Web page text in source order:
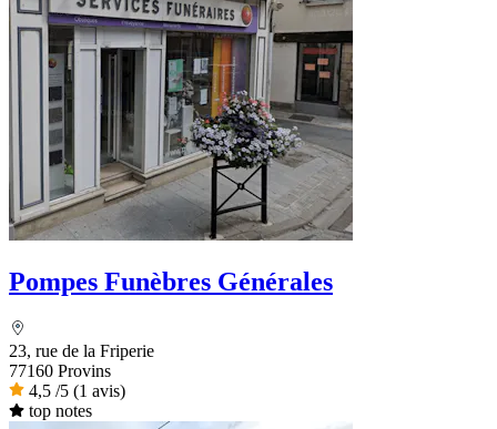
Pompes Funèbres Générales
23, rue de la Friperie
77160 Provins
4,5 /5 (1 avis)
top notes